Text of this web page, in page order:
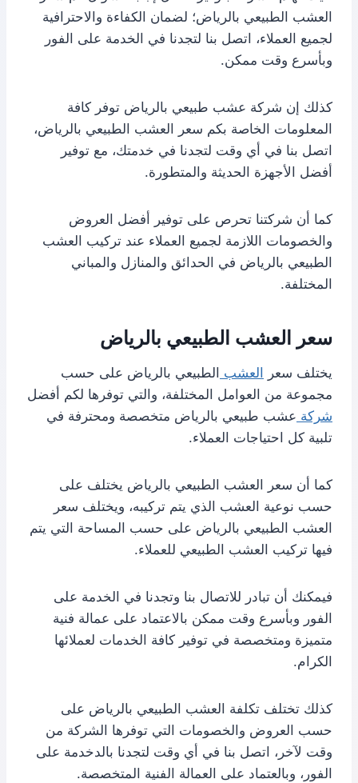
العشب الطبيعي بالرياض؛ لضمان الكفاءة والاحترافية
لجميع العملاء، اتصل بنا لتجدنا في الخدمة على الفور
وبأسرع وقت ممكن.
كذلك إن شركة عشب طبيعي بالرياض توفر كافة
المعلومات الخاصة بكم سعر العشب الطبيعي بالرياض،
اتصل بنا في أي وقت لتجدنا في خدمتك، مع توفير
أفضل الأجهزة الحديثة والمتطورة.
كما أن شركتنا تحرص على توفير أفضل العروض
والخصومات اللازمة لجميع العملاء عند تركيب العشب
الطبيعي بالرياض في الحدائق والمنازل والمباني
المختلفة.
سعر العشب الطبيعي بالرياض
يختلف سعر العشب الطبيعي بالرياض على حسب
مجموعة من العوامل المختلفة، والتي توفرها لكم أفضل
شركة عشب طبيعي بالرياض متخصصة ومحترفة في
تلبية كل احتياجات العملاء.
كما أن سعر العشب الطبيعي بالرياض يختلف على
حسب نوعية العشب الذي يتم تركيبه، ويختلف سعر
العشب الطبيعي بالرياض على حسب المساحة التي يتم
فيها تركيب العشب الطبيعي للعملاء.
فيمكنك أن تبادر للاتصال بنا وتجدنا في الخدمة على
الفور وبأسرع وقت ممكن بالاعتماد على عمالة فنية
متميزة ومتخصصة في توفير كافة الخدمات لعملائها
الكرام.
كذلك تختلف تكلفة العشب الطبيعي بالرياض على
حسب العروض والخصومات التي توفرها الشركة من
وقت لآخر، اتصل بنا في أي وقت لتجدنا بالدخدمة على
الفور، وبالعتماد على العمالة الفنية المتخصصة.